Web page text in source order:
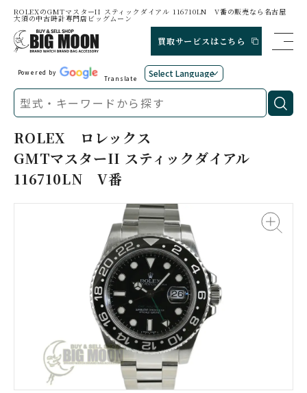
ROLEXのGMTマスターII スティックダイアル 116710LN V番の販売なら名古屋
大須の中古時計専門店ビッグムーン
買取サービスはこちら
Powered by
Translate
ROLEX
ロレックス
GMTマスターII スティックダイアル
116710LN V番